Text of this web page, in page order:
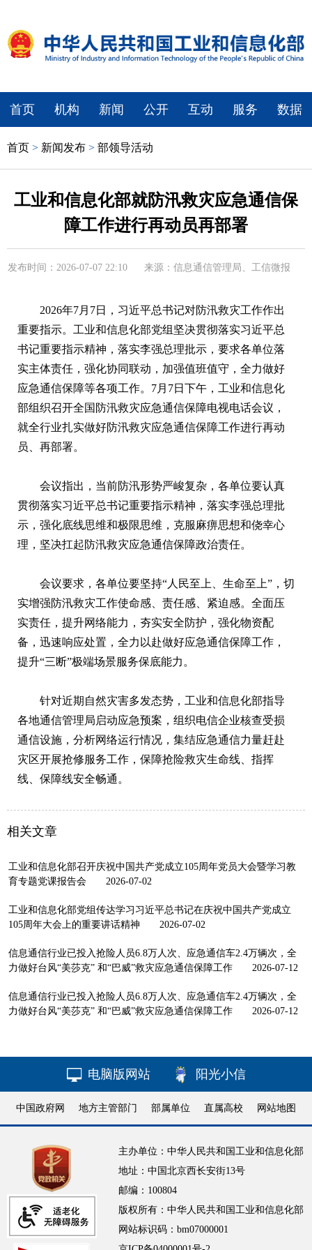
首页 机构 新闻 公开 互动 服务 数据
首页 > 新闻发布 > 部领导活动
工业和信息化部就防汛救灾应急通信保
障工作进行再动员再部署
发布时间：2026-07-07 22:10 来源：信息通信管理局、工信微报
2026年7月7日，习近平总书记对防汛救灾工作作出
重要指示。工业和信息化部党组坚决贯彻落实习近平总
书记重要指示精神，落实李强总理批示，要求各单位落
实主体责任，强化协同联动，加强值班值守，全力做好
应急通信保障等各项工作。7月7日下午，工业和信息化
部组织召开全国防汛救灾应急通信保障电视电话会议，
就全行业扎实做好防汛救灾应急通信保障工作进行再动
员、再部署。
会议指出，当前防汛形势严峻复杂，各单位要认真
贯彻落实习近平总书记重要指示精神，落实李强总理批
示，强化底线思维和极限思维，克服麻痹思想和侥幸心
理，坚决扛起防汛救灾应急通信保障政治责任。
会议要求，各单位要坚持“人民至上、生命至上”，切
实增强防汛救灾工作使命感、责任感、紧迫感。全面压
实责任，提升网络能力，夯实安全防护，强化物资配
备，迅速响应处置，全力以赴做好应急通信保障工作，
提升“三断”极端场景服务保底能力。
针对近期自然灾害多发态势，工业和信息化部指导
各地通信管理局启动应急预案，组织电信企业核查受损
通信设施，分析网络运行情况，集结应急通信力量赶赴
灾区开展抢修服务工作，保障抢险救灾生命线、指挥
线、保障线安全畅通。
相关文章
工业和信息化部召开庆祝中国共产党成立105周年党员大会暨学习教
育专题党课报告会
2026-07-02
工业和信息化部党组传达学习习近平总书记在庆祝中国共产党成立
105周年大会上的重要讲话精神
2026-07-02
信息通信行业已投入抢险人员6.8万人次、应急通信车2.4万辆次，全
力做好台风“美莎克” 和“巴威”救灾应急通信保障工作
2026-07-12
信息通信行业已投入抢险人员6.8万人次、应急通信车2.4万辆次，全
力做好台风“美莎克” 和“巴威”救灾应急通信保障工作
2026-07-12
电脑版网站 阳光小信
中国政府网 地方主管部门 部属单位 直属高校 网站地图
主办单位：中华人民共和国工业和信息化部
地址：中国北京西长安街13号
邮编：100804
版权所有：中华人民共和国工业和信息化部
网站标识码：bm07000001